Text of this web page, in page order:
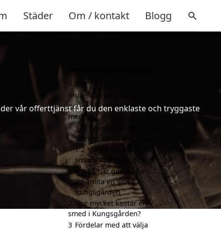
Städer Om / kontakt Blogg
vår offerttjänst får du den enklaste och tryggaste
gömma
1 Vad kan en smed i
Kungsgården hjälpa till
med?
1.1
Typiska tjänster
som en smed erbjuder
1.2 Varför välja en
smed i Kungsgården?
1.3 Så här gör du för
att anlita en smed i
Kungsgården
2 Hur mycket kostar en
smed i Kungsgården?
3 Fördelar med att välja